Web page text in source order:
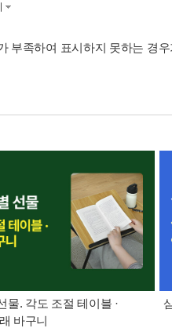
부족하여 표시하지 못하는 경
물. 각도 조절 테이블 ·
바구니